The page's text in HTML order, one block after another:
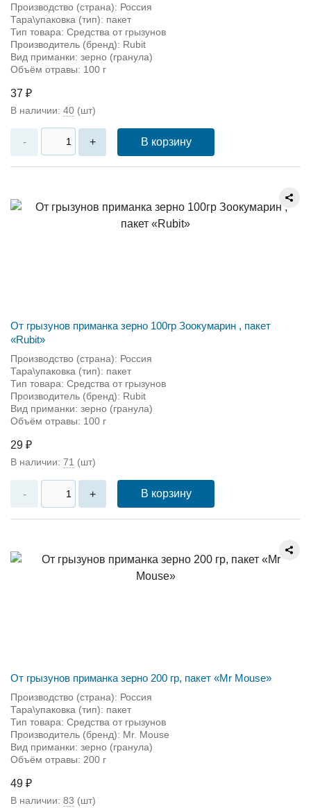
Производство (страна): Россия
Тара\упаковка (тип): пакет
Тип товара: Средства от грызунов
Производитель (бренд): Rubit
Вид приманки: зерно (гранула)
Объём отравы: 100 г
37 ₽
В наличии: 40 (шт)
- + В корзину
От грызунов приманка зерно 100гр Зоокумарин , пакет
«Rubit»
Производство (страна): Россия
Тара\упаковка (тип): пакет
Тип товара: Средства от грызунов
Производитель (бренд): Rubit
Вид приманки: зерно (гранула)
Объём отравы: 100 г
29 ₽
В наличии: 71 (шт)
- + В корзину
От грызунов приманка зерно 200 гр, пакет «Мr Mouse»
Производство (страна): Россия
Тара\упаковка (тип): пакет
Тип товара: Средства от грызунов
Производитель (бренд): Mr. Mouse
Вид приманки: зерно (гранула)
Объём отравы: 200 г
49 ₽
В наличии: 83 (шт)